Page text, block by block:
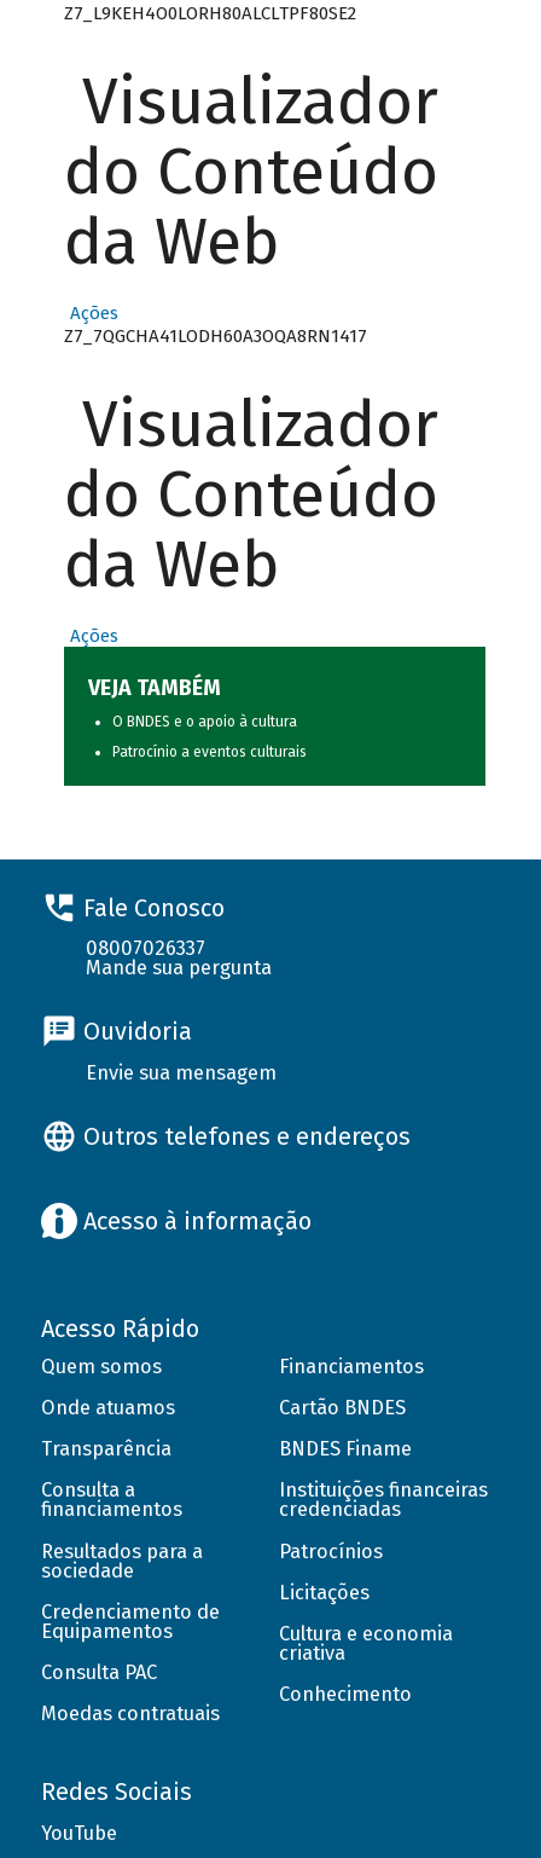
Z7_L9KEH4O0LORH80ALCLTPF80SE2
Visualizador
do Conteúdo
da Web
Ações
Z7_7QGCHA41LODH60A3OQA8RN1417
Visualizador
do Conteúdo
da Web
Ações
VEJA TAMBÉM
O BNDES e o apoio à cultura
Patrocínio a eventos culturais
Fale Conosco
08007026337
Mande sua pergunta
Ouvidoria
Envie sua mensagem
Outros telefones e endereços
Acesso à informação
Acesso Rápido
Quem somos
Onde atuamos
Transparência
Consulta a
financiamentos
Resultados para a
sociedade
Credenciamento de
Equipamentos
Consulta PAC
Moedas contratuais
Financiamentos
Cartão BNDES
BNDES Finame
Instituições financeiras
credenciadas
Patrocínios
Licitações
Cultura e economia
criativa
Conhecimento
Redes Sociais
YouTube